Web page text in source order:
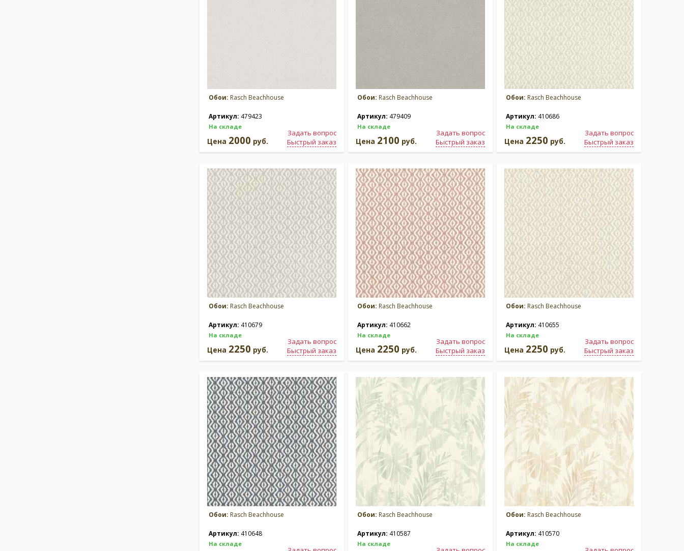
Обои: Rasch Beachhouse
Артикул: 479423
На складе
Задать вопрос
Быстрый заказ
Цена 2000 руб.
Обои: Rasch Beachhouse
Артикул: 479409
На складе
Задать вопрос
Быстрый заказ
Цена 2100 руб.
Обои: Rasch Beachhouse
Артикул: 410686
На складе
Задать вопрос
Быстрый заказ
Цена 2250 руб.
Обои: Rasch Beachhouse
Артикул: 410679
На складе
Задать вопрос
Быстрый заказ
Цена 2250 руб.
Обои: Rasch Beachhouse
Артикул: 410662
На складе
Задать вопрос
Быстрый заказ
Цена 2250 руб.
Обои: Rasch Beachhouse
Артикул: 410655
На складе
Задать вопрос
Быстрый заказ
Цена 2250 руб.
Обои: Rasch Beachhouse
Артикул: 410648
На складе
Обои: Rasch Beachhouse
Артикул: 410587
На складе
Обои: Rasch Beachhouse
Артикул: 410570
На складе